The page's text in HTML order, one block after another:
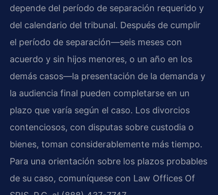
depende del período de separación requerido y
del calendario del tribunal. Después de cumplir
el período de separación—seis meses con
acuerdo y sin hijos menores, o un año en los
demás casos—la presentación de la demanda y
la audiencia final pueden completarse en un
plazo que varía según el caso. Los divorcios
contenciosos, con disputas sobre custodia o
bienes, toman considerablemente más tiempo.
Para una orientación sobre los plazos probables
de su caso, comuníquese con Law Offices Of